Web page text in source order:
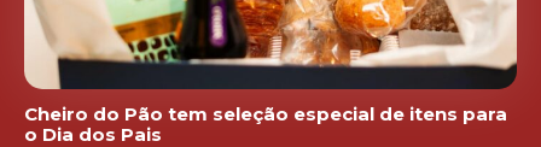
Cheiro do Pão tem seleção especial de itens para
o Dia dos Pais